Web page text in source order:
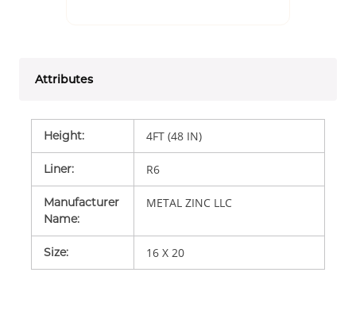
Attributes
Height: 4FT (48 IN)
Liner: R6
Manufacturer
Name:
METAL ZINC LLC
Size: 16 X 20